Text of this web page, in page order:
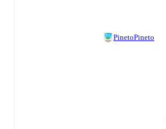
PinetoPineto